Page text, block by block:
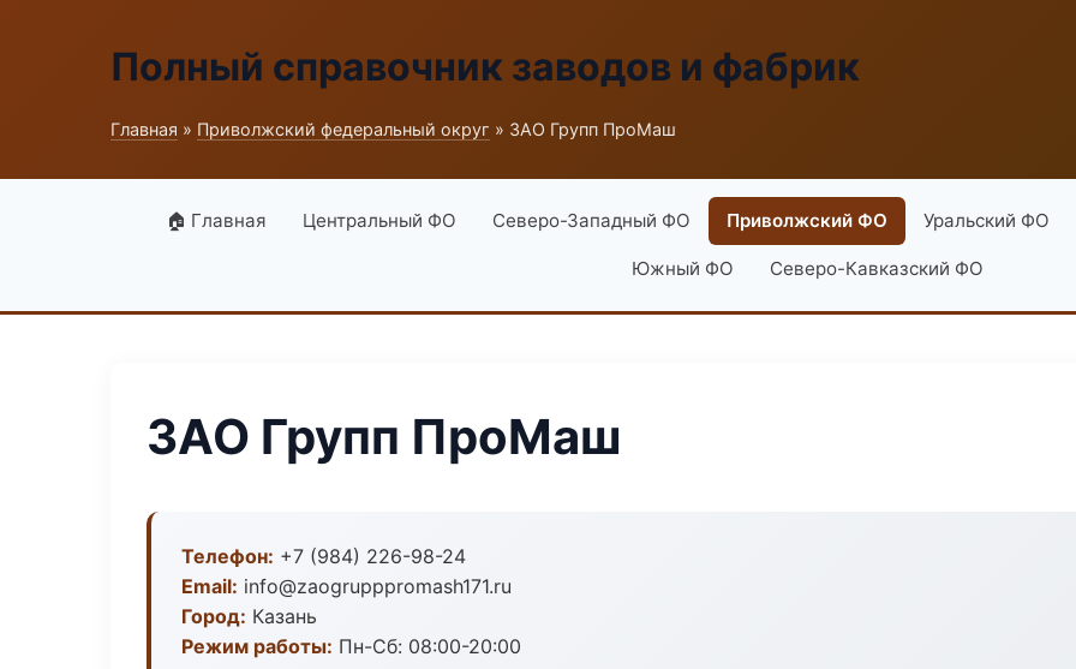
Полный справочник заводов и фабрик
Главная » Приволжский федеральный округ » ЗАО Групп ПроМаш
🏠 Главная Центральный ФО Северо-Западный ФО Приволжский ФО Уральский ФО
Южный ФО Северо-Кавказский ФО
ЗАО Групп ПроМаш
Телефон: +7 (984) 226-98-24
Email: info@zaogrupppromash171.ru
Город: Казань
Режим работы: Пн-Сб: 08:00-20:00